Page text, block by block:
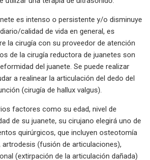
es intenso o persistente y/o disminuye
calidad de vida en general, es
la cirugía con su proveedor de atención
de la cirugía reductora de juanetes son
del juanete. Se puede realizar
a realinear la articulación del dedo del
(cirugía de hallux valgus).
factores como su edad, nivel de
de su juanete, su cirujano elegirá uno de
quirúrgicos, que incluyen osteotomía
artrodesis (fusión de articulaciones),
(extirpación de la articulación dañada)